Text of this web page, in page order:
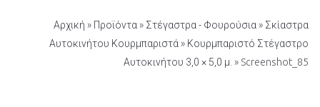
Αρχική » Προϊόντα » Στέγαστρα - Φουρούσια » Σκίαστρα
Αυτοκινήτου Κουρμπαριστά » Κουρμπαριστό Στέγαστρο
Αυτοκινήτου 3,0 × 5,0 μ. » Screenshot_85